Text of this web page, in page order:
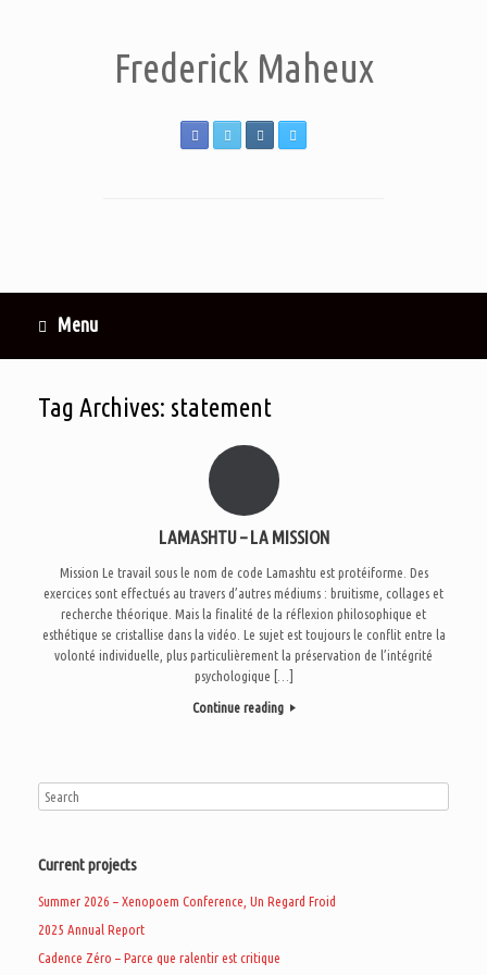
Frederick Maheux
Menu
Tag Archives: statement
LAMASHTU – LA MISSION
Mission Le travail sous le nom de code Lamashtu est protéiforme. Des
exercices sont effectués au travers d’autres médiums : bruitisme, collages et
recherche théorique. Mais la finalité de la réflexion philosophique et
esthétique se cristallise dans la vidéo. Le sujet est toujours le conflit entre la
volonté individuelle, plus particulièrement la préservation de l’intégrité
psychologique […]
Continue reading
Current projects
Summer 2026 – Xenopoem Conference, Un Regard Froid
2025 Annual Report
Cadence Zéro – Parce que ralentir est critique